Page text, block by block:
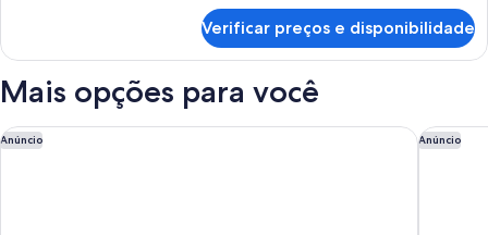
room
Pantheon
Verificar preços e disponibilidade
Mais opções para você
Anúncio
Hotel Giglio dell'Opera Anúncio
Rome